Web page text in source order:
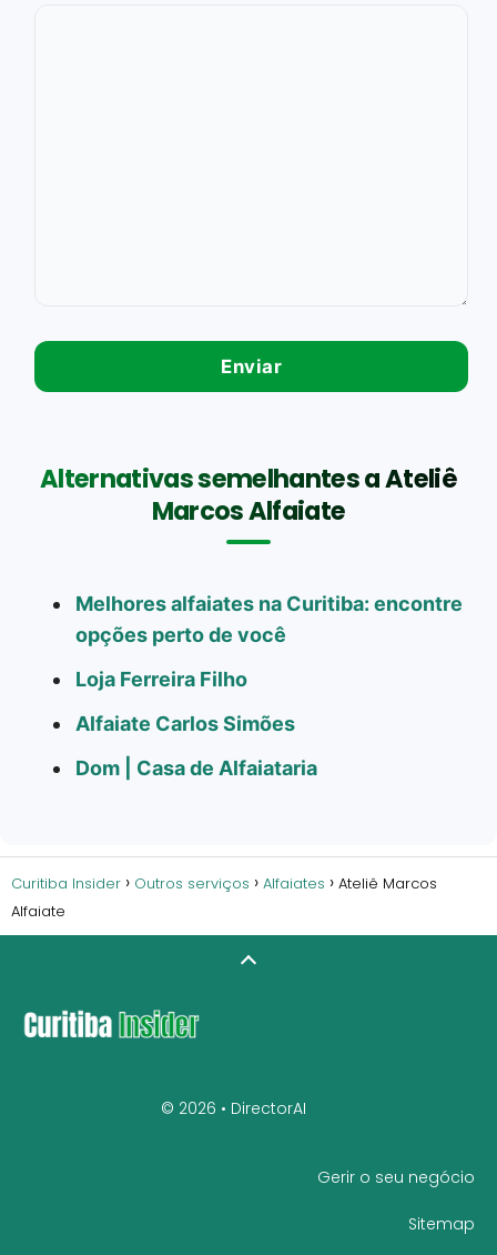
Alternativas semelhantes a Ateliê
Marcos Alfaiate
Melhores alfaiates na Curitiba: encontre
opções perto de você
Loja Ferreira Filho
Alfaiate Carlos Simões
Dom | Casa de Alfaiataria
Curitiba Insider Outros serviços Alfaiates
Ateliê Marcos
Alfaiate
© 2026 • DirectorAI
Gerir o seu negócio
Sitemap